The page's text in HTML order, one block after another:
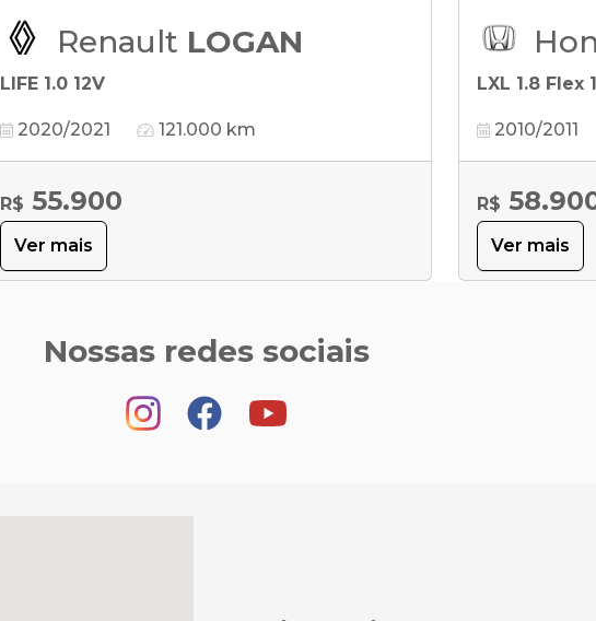
Renault LOGAN
LIFE 1.0 12V
2020/2021 121.000 km
R$ 55.900
Ver mais
LXL 1.8 Flex
2010/2011
R$
Ver mais
Nossas redes sociais